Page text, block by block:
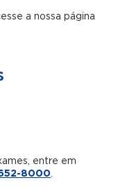
a nossa página
entre em
8000.